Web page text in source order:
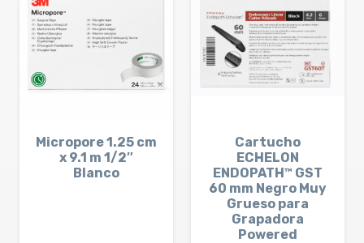
Micropore 1.25 cm
x 9.1 m 1/2″
Blanco
Cartucho
ECHELON
ENDOPATH™ GST
60 mm Negro Muy
Grueso para
Grapadora
Powered